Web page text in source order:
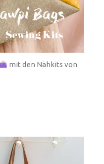
mit den Nähkits von